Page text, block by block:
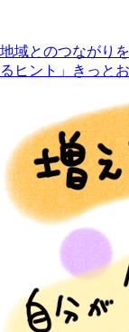
地域とのつながり
るヒント」きっと